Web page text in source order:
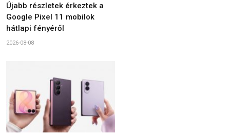
Újabb részletek érkeztek a
Google Pixel 11 mobilok
hátlapi fényéről
2026-08-08